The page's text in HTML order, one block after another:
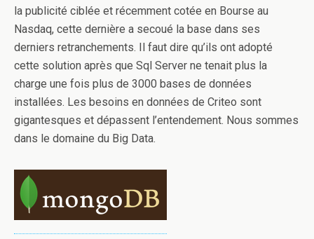
la publicité ciblée et récemment cotée en Bourse au
Nasdaq, cette dernière a secoué la base dans ses
derniers retranchements. Il faut dire qu’ils ont adopté
cette solution après que Sql Server ne tenait plus la
charge une fois plus de 3000 bases de données
installées. Les besoins en données de Criteo sont
gigantesques et dépassent l’entendement. Nous sommes
dans le domaine du Big Data.